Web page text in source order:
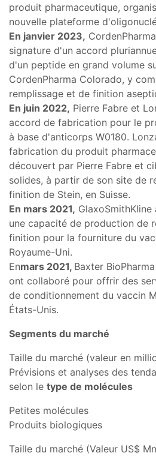
produit pharmaceutique,
nouvelle plateforme
En janvier 2023,
signature d'un accord
d'un peptide en grand volume
CordenPharma Colorado, y
remplissage et de finition
En juin 2022, Pierre Fabre et
accord de fabrication pour le
à base d'anticorps W0180.
fabrication du produit
découvert par Pierre Fabre et
solides, à partir de son site de
finition de Stein, en Suisse.
En mars 2021,
une capacité de production de
finition pour la fourniture du
Royaume-Uni.
Enmars 2021, Baxter
ont collaboré pour offrir des
de conditionnement du vaccin
États-Unis.
Segments du marché
Taille du marché (valeur en
Prévisions et analyses des
selon le type de molécules
Petites molécules
Produits biologiques
Taille du marché (Valeur US$